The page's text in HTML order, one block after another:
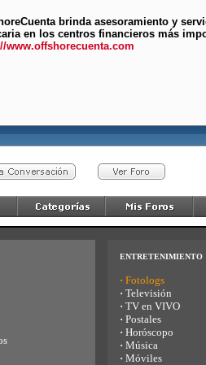
brinda asesoramiento y
en los centros financieros más
www.offshorecuenta.com
ENTRETENIMIENTO
· Fotologs
· Televisión
· TV en VIVO
· Postales
· Horóscopo
· Música
· Móviles